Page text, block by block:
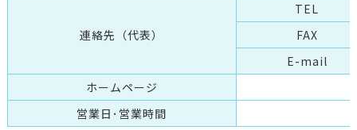
連絡先（代表）
TEL
FAX
E-mail
ホームページ
営業日･営業時間